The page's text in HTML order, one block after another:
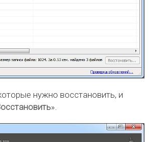
нужно восстановить, и
».